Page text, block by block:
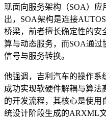
现面向服务架构（SOA）
出，SOA架构是连接
桥梁，前者擅长确定性的安
算与动态服务，而SOA通
信号与服务转换。
他强调，吉利汽车的操作系
成功实现软硬件解耦与算法
的开发流程，其核心是使用
统设计阶段生成的ARXML